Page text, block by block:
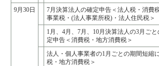
9月30日
7月決算法人の確定申告＜法人税・消費
事業税・(法人事業所税)・法人住民税＞
1月、4月、7月、10月決算法人の3月ご
定申告＜消費税・地方消費税＞
法人・個人事業者の1月ごとの期間短縮
税・地方消費税＞